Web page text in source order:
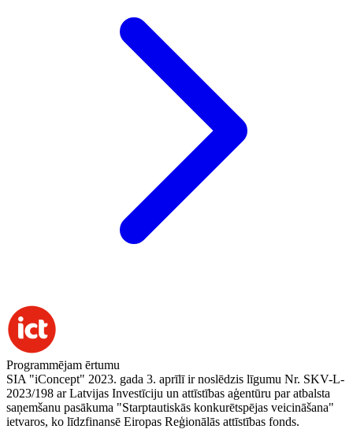
Programmējam ērtumu
SIA "iConcept" 2023. gada 3. aprīlī ir noslēdzis līgumu Nr. SKV-L-
2023/198 ar Latvijas Investīciju un attīstības aģentūru par atbalsta
saņemšanu pasākuma "Starptautiskās konkurētspējas veicināšana"
ietvaros, ko līdzfinansē Eiropas Reģionālās attīstības fonds.